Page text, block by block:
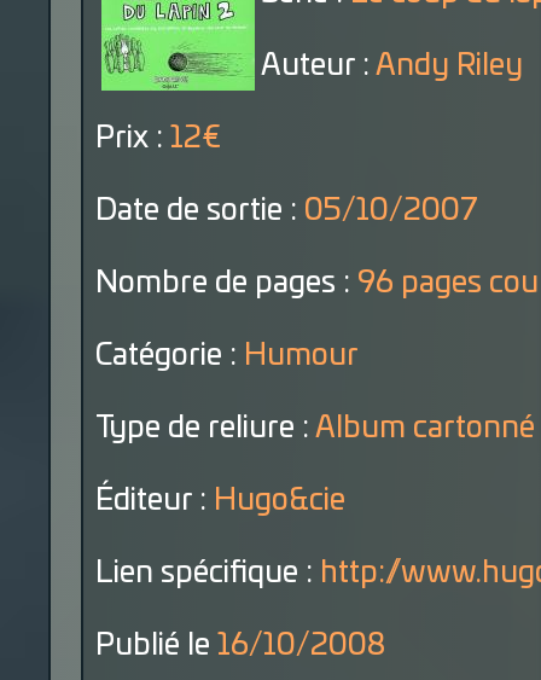
Auteur : Andy Riley
Prix : 12€
Date de sortie : 05/10/2007
Nombre de pages : 96 pages
Catégorie : Humour
Type de reliure : Album cartonné
Éditeur : Hugo&cie
Lien spécifique : http://
Publié le 16/10/2008